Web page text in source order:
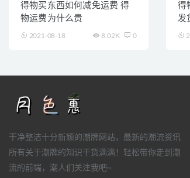
得物买东西如何减免运费 得
物运费为什么贵
2021-08-18 8.02K 0
得
发
干净整洁十分新颖的潮牌网站，最新的潮流资讯
所有关于潮牌的知识干货满满！轻松带你走到潮
流的前端，潮人们关注我吧~